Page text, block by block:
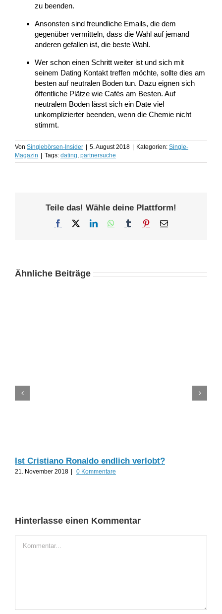
zu beenden.
Ansonsten sind freundliche Emails, die dem
gegenüber vermitteln, dass die Wahl auf jemand
anderen gefallen ist, die beste Wahl.
Wer schon einen Schritt weiter ist und sich mit
seinem Dating Kontakt treffen möchte, sollte dies am
besten auf neutralen Boden tun. Dazu eignen sich
öffentliche Plätze wie Cafés am Besten. Auf
neutralem Boden lässt sich ein Date viel
unkomplizierter beenden, wenn die Chemie nicht
stimmt.
Von Singlebörsen-Insider 5. August 2018 Kategorien: Single-
Magazin
Tags: dating, partnersuche
Teile das! Wähle deine Plattform!
Facebook LinkedInWhatsApp
Tumblr Pinterest
E-
Ähnliche Beiträge
Ist Cristiano Ronaldo endlich verlobt?
21. November 2018 | 0 Kommentare
Hinterlasse einen Kommentar